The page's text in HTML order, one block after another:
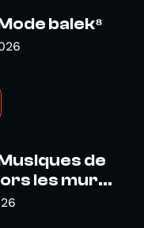
balek⁸
de
les mur...